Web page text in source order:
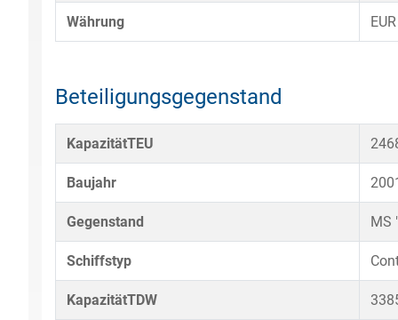
Währung EUR
Beteiligungsgegenstand
KapazitätTEU
Baujahr
Gegenstand MS
Schiffstyp
KapazitätTDW